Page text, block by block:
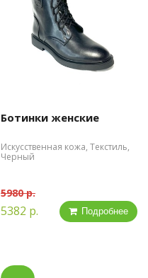
Ботинки женские
Искусственная кожа, Текстиль,
Черный
5980 р.
5382 р. Подробнее